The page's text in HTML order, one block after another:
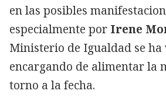
en las posibles
especialmente por Irene
Ministerio de Igualdad se ha
encargando de alimentar la
torno a la fecha.